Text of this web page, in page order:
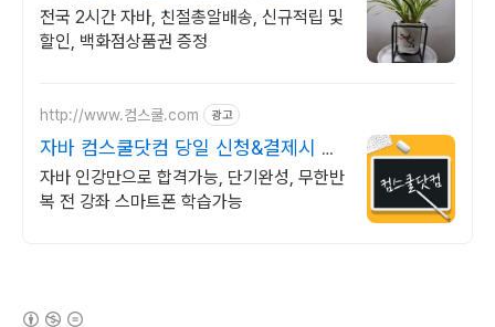
배송
전국 2시간 자바, 친절총알배송, 신규적립 및
할인, 백화점상품권 증정
http://www.컴스쿨.com 광고
자바 컴스쿨닷컴 당일 신청&결제시 기
프티콘!
자바 인강만으로 합격가능, 단기완성, 무한반
복 전 강좌 스마트폰 학습가능